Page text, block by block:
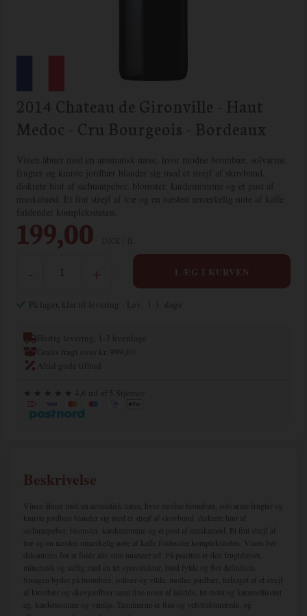
2014 Chateau de Gironville - Haut
Medoc - Cru Bourgeois - Bordeaux
Vinen åbner med en aromatisk næse, hvor modne brombær, solvarme
frugter og knuste jordbær blander sig med et strejf af skovbund,
diskrete hint af sichuanpeber, blomster, kardemomme og et pust af
muskatnød. Et fint strejf af træ og en næsten umærkelig note af kaffe
fuldender kompleksiteten.
199,00
- +
På lager, klar til levering - Lev. 1-3 dage
Hurtig levering, 1-3 hverdage
Gratis fragt over kr. 999,00
Altid gode tilbud
★ ★ ★ ★ ★ 4,6 ud af 5 Stjerner
Beskrivelse
Vinen åbner med en aromatisk næse, hvor modne brombær, solvarme frugter og
knuste jordbær blander sig med et strejf af skovbund, diskrete hint af
sichuanpeber, blomster, kardemomme og et pust af muskatnød. Et fint strejf af
træ og en næsten umærkelig note af kaffe fuldender kompleksiteten. Vinen bør
dekanteres for at folde alle sine nuancer ud. På paletten er den frugtdrevet,
mineralsk og saftig med en let syrestruktur, blød fylde og flot definition.
Smagen byder på brombær, solbær og vilde, modne jordbær, ledsaget af et strejf
af kirsebær og skovjordbær samt fine noter af lakrids, let ristet og karamelliseret
eg, kardemomme og vanilje. Tanninerne er fine og velstrukturerede, og